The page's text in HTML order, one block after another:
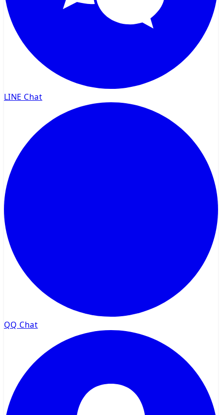
LINE Chat
QQ Chat